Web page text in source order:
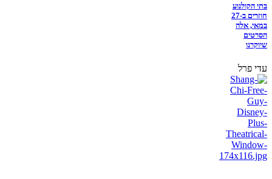
בתי הקולנוע
חוזרים ב-27
במאי, אלה
הסרטים
שיוקרנו
עדי פרל